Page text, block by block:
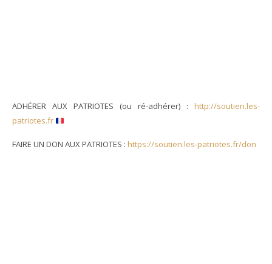
ADHÉRER AUX PATRIOTES (ou ré-adhérer) : http://soutien.les-
patriotes.fr
FAIRE UN DON AUX PATRIOTES : https://soutien.les-patriotes.fr/don